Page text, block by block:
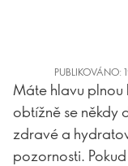
PUBLIKOVÁNO:
Máte hlavu plnou
obtížně se někdy
zdravé a
pozornosti.